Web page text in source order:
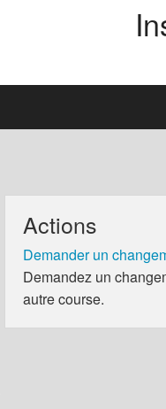
Actions
Demander un
Demandez un
autre course.